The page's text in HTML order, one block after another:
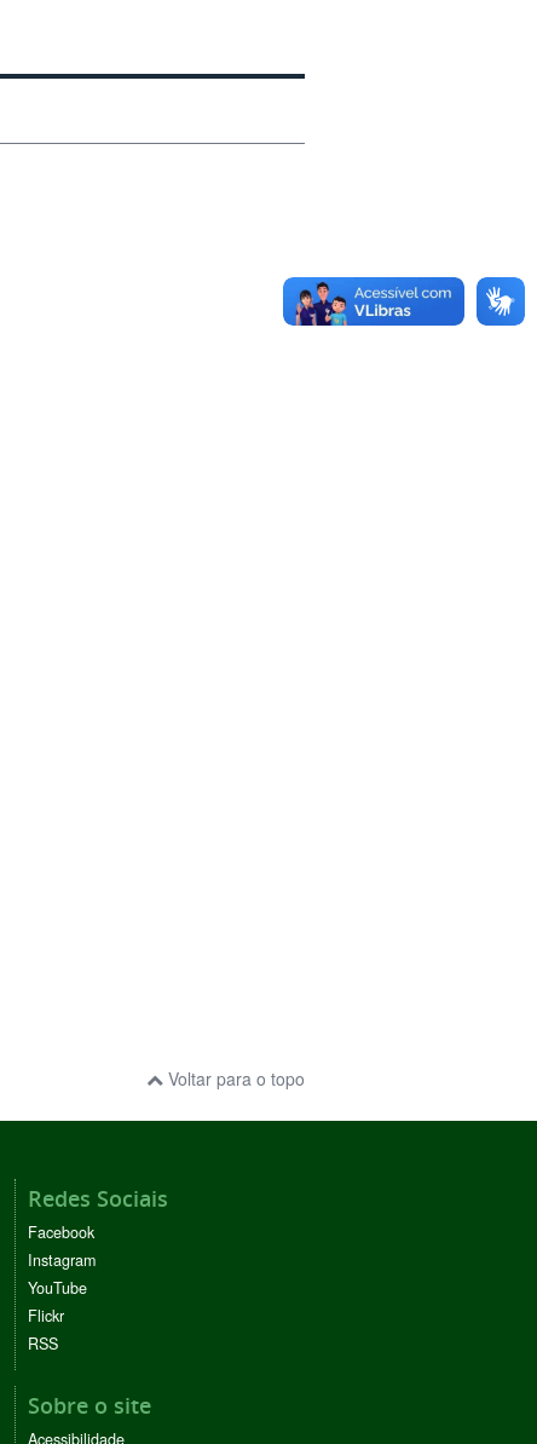
Voltar para o topo
Redes Sociais
Facebook
Instagram
YouTube
Flickr
RSS
Sobre o site